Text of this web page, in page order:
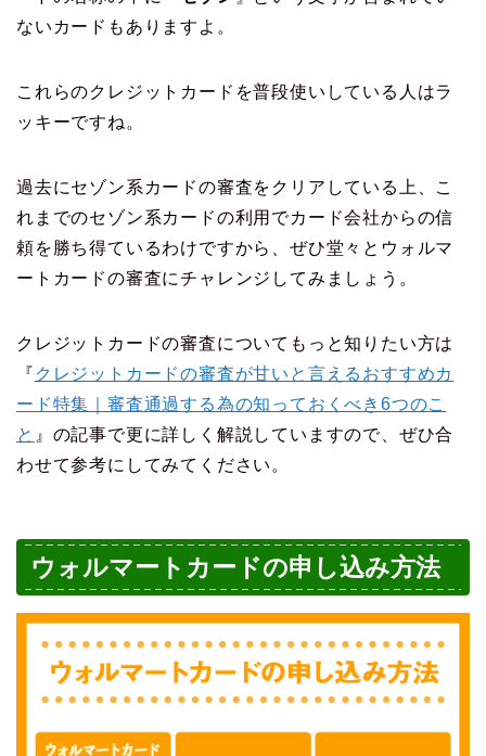
ないカードもありますよ。
これらのクレジットカードを普段使いしている人はラ
ッキーですね。
過去にセゾン系カードの審査をクリアしている上、こ
れまでのセゾン系カードの利用でカード会社からの信
頼を勝ち得ているわけですから、ぜひ堂々とウォルマ
ートカードの審査にチャレンジしてみましょう。
クレジットカードの審査についてもっと知りたい方は
『 クレジットカードの審査が甘いと言えるおすすめカ
ード特集｜審査通過する為の知っておくべき6つのこ
と 』の記事で更に詳しく解説していますので、ぜひ合
わせて参考にしてみてください。
ウォルマートカードの申し込み方法